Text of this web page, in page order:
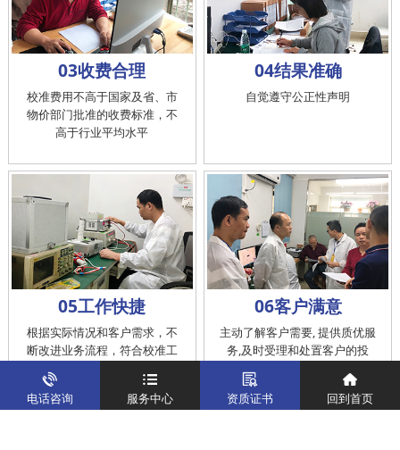
03收费合理
校准费用不高于国家及省、市
物价部门批准的收费标准，不
高于行业平均水平
04结果准确
自觉遵守公正性声明
05工作快捷
根据实际情况和客户需求，不
断改进业务流程，符合校准工
作在服务的时间标准内完成
06客户满意
主动了解客户需要, 提供质优服
务,及时受理和处置客户的投
诉，提供快捷、方便的后续服
电话咨询 服务中心 资质证书 回到首页